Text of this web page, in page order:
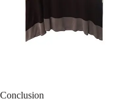
Conclusion